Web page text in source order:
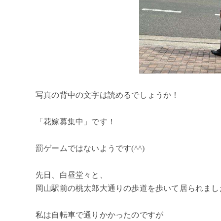
写真の背中の文字は読めるでしょうか！
「花嫁募集中」です！
罰ゲームではないようです(^^)
先日、白昼堂々と、
岡山駅前の桃太郎大通りの歩道を歩いて居られまし
私は自転車で通りかかったのですが